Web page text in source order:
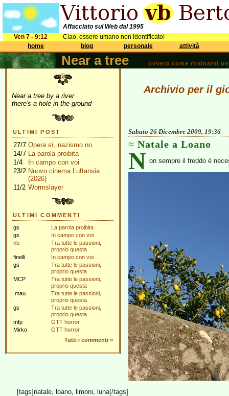
Affacciato sul Web dal 1995
Ven 7 - 9:12
Ciao, essere umano non identificato!
home
blog personale attività
Near a tree ovvero come rovinarsi
Near a tree by a river
there's a hole in the ground
ULTIMI POST
27/7 Opera sì, nazismo no
14/7 La parola proibita
1/4
In campo con voi
23/2 Nuovo cinema Luftansia
(2026)
11/2 Wormslayer
ULTIMI COMMENTI
gs
La parola proibita
gs
In campo con voi
vb
Tra tutte le passioni,
proprio questa
finelli
In campo con voi
gs
Tra tutte le passioni,
proprio questa
MCP
Tra tutte le passioni,
proprio questa
.mau.
Tra tutte le passioni,
proprio questa
gs
Tra tutte le passioni,
proprio questa
mfp
GTT horror
Mirko
GTT horror
Tutti i commenti »
Archivio per il
Sabato 26 Dicembre 2009, 19:36
Natale a Loano
N on sempre il freddo è
[tags]natale, loano, limoni, luna[/tags]